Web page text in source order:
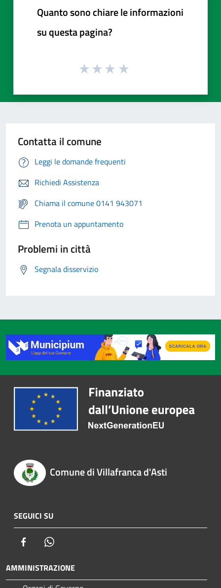
Quanto sono chiare le informazioni
su questa pagina?
Contatta il comune
Leggi le domande frequenti
Richiedi Assistenza
Chiama il comune 0141 943071
Prenota un appuntamento
Problemi in città
Segnala disservizio
Comune di Villafranca d'Asti
SEGUICI SU
Facebook
AMMINISTRAZIONE